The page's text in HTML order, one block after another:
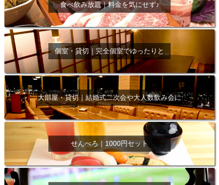
食べ飲み放題｜料金を気にせず♪
個室・貸切｜完全個室でゆったりと
大部屋・貸切｜結婚式二次会や大人数飲み会に
せんべろ｜1000円セット